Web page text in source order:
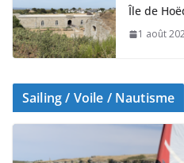
Île de
1 août
Sailing / Voile / Nautisme